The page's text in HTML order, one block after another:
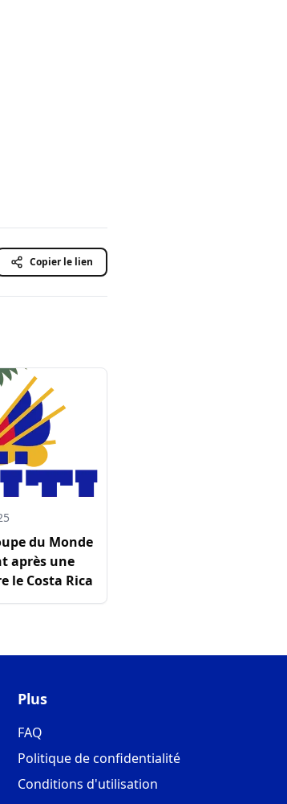
Copier le lien
du Monde
après une
le Costa Rica
Plus
FAQ
Politique de confidentialité
Conditions d'utilisation